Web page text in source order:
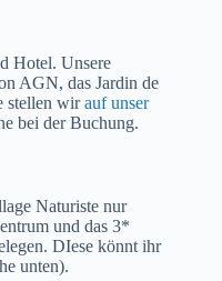
Hotel. Unsere
AGN, das Jardin de
stellen wirauf unser
bei der Buchung.
Naturiste nur
und das 3*
DIese könnt ihr
unten).